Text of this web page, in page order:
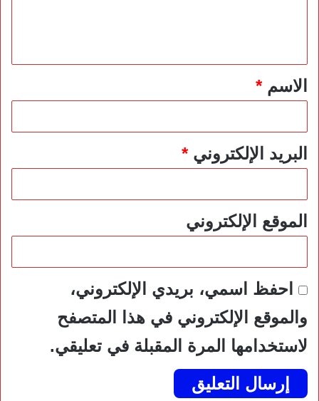
*الاسم*
البريد الإلكتروني*
الموقع الإلكتروني
احفظ اسمي، بريدي الإلكتروني،
والموقع الإلكتروني في هذا المتصفح
لاستخدامها المرة المقبلة في تعليقي.